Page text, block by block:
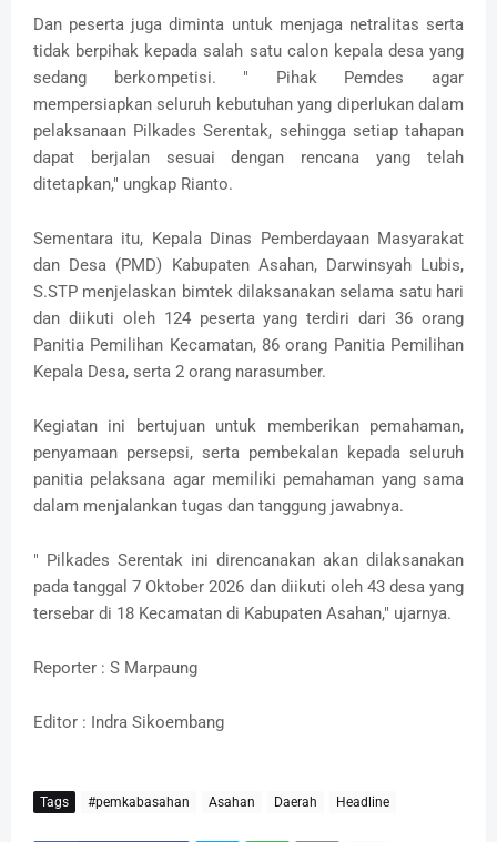
Dan peserta juga diminta untuk menjaga netralitas serta
tidak berpihak kepada salah satu calon kepala desa yang
sedang berkompetisi. " Pihak Pemdes agar
mempersiapkan seluruh kebutuhan yang diperlukan dalam
pelaksanaan Pilkades Serentak, sehingga setiap tahapan
dapat berjalan sesuai dengan rencana yang telah
ditetapkan," ungkap Rianto.
Sementara itu, Kepala Dinas Pemberdayaan Masyarakat
dan Desa (PMD) Kabupaten Asahan, Darwinsyah Lubis,
S.STP menjelaskan bimtek dilaksanakan selama satu hari
dan diikuti oleh 124 peserta yang terdiri dari 36 orang
Panitia Pemilihan Kecamatan, 86 orang Panitia Pemilihan
Kepala Desa, serta 2 orang narasumber.
Kegiatan ini bertujuan untuk memberikan pemahaman,
penyamaan persepsi, serta pembekalan kepada seluruh
panitia pelaksana agar memiliki pemahaman yang sama
dalam menjalankan tugas dan tanggung jawabnya.
" Pilkades Serentak ini direncanakan akan dilaksanakan
pada tanggal 7 Oktober 2026 dan diikuti oleh 43 desa yang
tersebar di 18 Kecamatan di Kabupaten Asahan," ujarnya.
Reporter : S Marpaung
Editor : Indra Sikoembang
Tags #pemkabasahan Asahan Daerah Headline